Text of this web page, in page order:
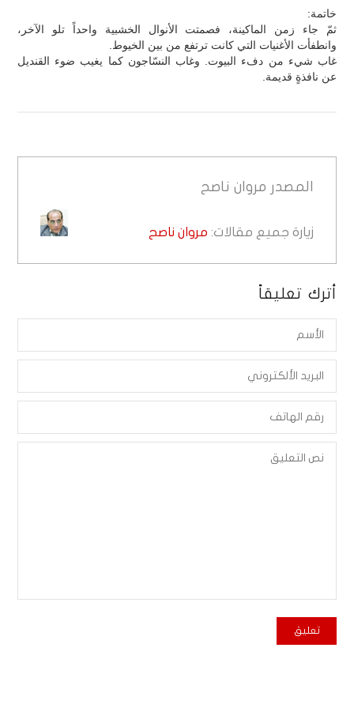
خاتمة:
ثمّ جاء زمن الماكينة، فصمتت الأنوال الخشبية واحداً تلو الآخر،
وانطفأت الأغنيات التي كانت ترتفع من بين الخيوط.
غاب شيء من دفء البيوت. وغاب النسّاجون كما يغيب ضوء القنديل
عن نافذةٍ قديمة.
المصدر مروان ناصح
زيارة جميع مقالات: مروان ناصح
أترك تعليقاً